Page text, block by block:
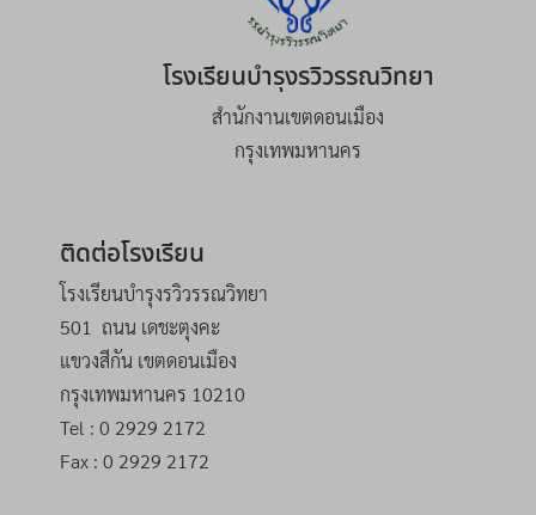
โรงเรียนบำรุงรวิวรรณวิทยา
สำนักงานเขตดอนเมือง
กรุงเทพมหานคร
ติดต่อโรงเรียน
โรงเรียนบำรุงรวิวรรณวิทยา
501 ถนน เดชะตุงคะ
แขวงสีกัน เขตดอนเมือง
กรุงเทพมหานคร 10210
Tel : 0 2929 2172
Fax : 0 2929 2172